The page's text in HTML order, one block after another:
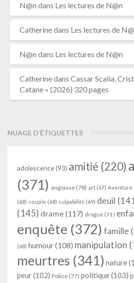
N@n dans Les lectures de N@n
Catherinedans Les lectures de
N@n dans Les lectures de N@n
Catherinedans Cassar Scalia,
Catane » (2026) 320 pages
NUAGE D’ÉTIQUETTES
adolescence(93) amitié (220)
(371) angoisse (78) art (67) Aventure
(68) couple (68) culpabilité (69) deuil
(145) drame (117) drogue (71)
enquête (372) famille
(68) humour(108) manipulation
meurtres (341) nature
peur(102) Police (77) politique(103)